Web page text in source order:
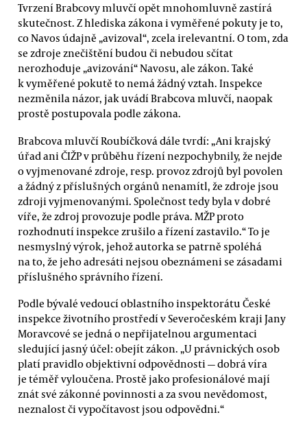
Tvrzení Brabcovy mluvčí opět mnohomluvně zastírá
skutečnost. Z hlediska zákona i vyměřené pokuty je to,
co Navos údajně „avizoval“, zcela irelevantní. O tom, zda
se zdroje znečištění budou či nebudou sčítat
nerozhoduje „avizování“ Navosu, ale zákon. Také
k vyměřené pokutě to nemá žádný vztah. Inspekce
nezměnila názor, jak uvádí Brabcova mluvčí, naopak
prostě postupovala podle zákona.
Brabcova mluvčí Roubíčková dále tvrdí: „Ani krajský
úřad ani ČIŽP v průběhu řízení nezpochybnily, že nejde
o vyjmenované zdroje, resp. provoz zdrojů byl povolen
a žádný z příslušných orgánů nenamítl, že zdroje jsou
zdroji vyjmenovanými. Společnost tedy byla v dobré
víře, že zdroj provozuje podle práva. MŽP proto
rozhodnutí inspekce zrušilo a řízení zastavilo.“ To je
nesmyslný výrok, jehož autorka se patrně spoléhá
na to, že jeho adresáti nejsou obeznámeni se zásadami
příslušného správního řízení.
Podle bývalé vedoucí oblastního inspektorátu České
inspekce životního prostředí v Severočeském kraji Jany
Moravcové se jedná o nepřijatelnou argumentaci
sledující jasný účel: obejít zákon. „U právnických osob
platí pravidlo objektivní odpovědnosti — dobrá víra
je téměř vyloučena. Prostě jako profesionálové mají
znát své zákonné povinnosti a za svou nevědomost,
neznalost či vypočítavost jsou odpovědni.“